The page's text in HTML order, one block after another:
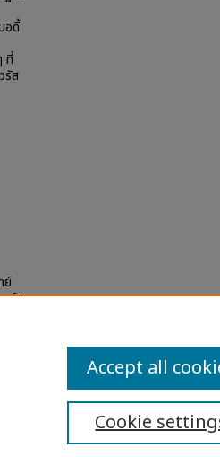
อดี้
ที่
รัส
ย์
าห์,"
Statement
Cookie
Accept all